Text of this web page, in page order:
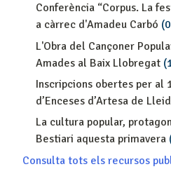
Conferència “Corpus. La
a càrrec d'Amadeu Carbó
L'Obra del Cançoner
Amades al Baix Llobregat
Inscripcions obertes per al
d’Enceses d’Artesa de
La cultura popular,
Bestiari aquesta primavera
Consulta tots els recursos